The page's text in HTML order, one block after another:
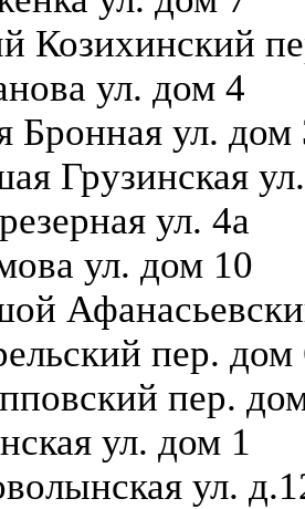
Козихинский
ул. дом 4
Бронная ул. дом
Грузинская
ул. 4а
ул. дом 10
пер. дом
пер.
ул. дом 1
ул.